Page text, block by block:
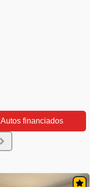
Autos financiados